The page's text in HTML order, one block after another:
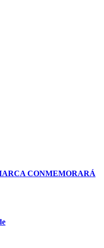
CONMEMORARÁ